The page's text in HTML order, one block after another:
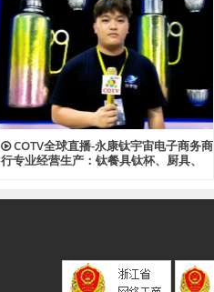
COTV全球直播-永康钛宇宙电子商务商
行专业经营生产：钛餐具钛杯、厨具、